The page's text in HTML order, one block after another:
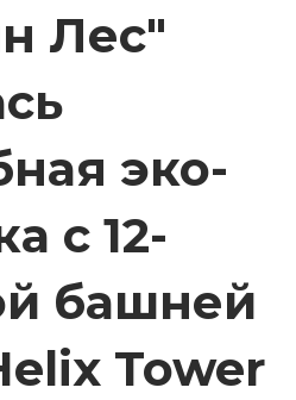
Лес"
эко-
с 12-
башней
Tower